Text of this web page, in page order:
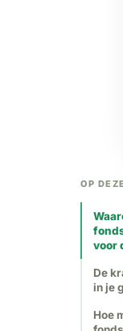
OP
voor
De
in je
Hoe